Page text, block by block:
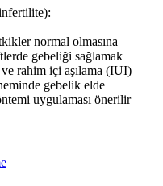
normal olmasına
gebeliği sağlamak
ve rahim içi aşılama (IUI)
gebelik elde
uygulaması önerilir